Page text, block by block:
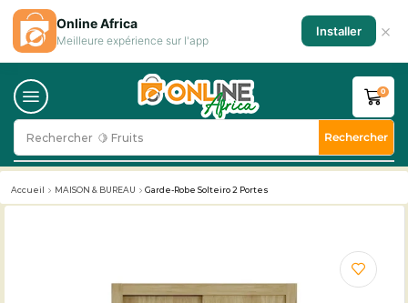
Rechercher 🥛 Milk Rechercher
0
Accueil MAISON & BUREAU Garde-Robe Solteiro 2 Portes
Online Africa
Meilleure expérience sur l'app
Installer ×